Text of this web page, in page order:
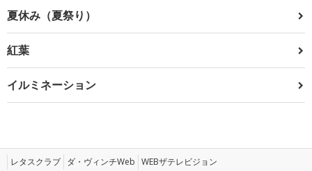
夏休み（夏祭り）
紅葉
イルミネーション
レタスクラブ ダ・ヴィンチWeb WEBザテレビジョン